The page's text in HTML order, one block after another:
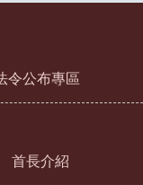
令公布專區
首長介紹